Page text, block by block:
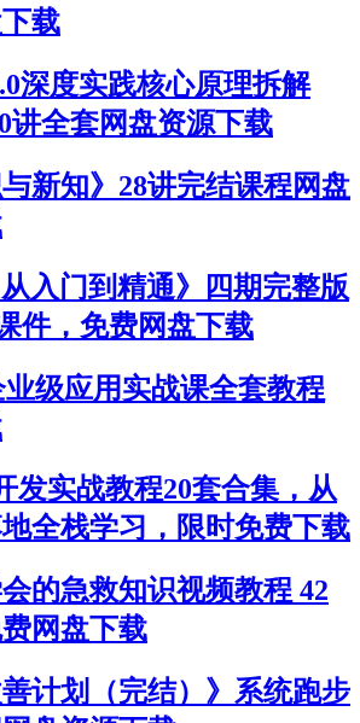
载
深度实践核心原理拆解
讲全套网盘资源下载
与新知》28讲完结课程网盘
从入门到精通》四期完整版
件，免费网盘下载
级应用实战课全套教程
发实战教程20套合集，从
全栈学习，限时免费下载
的急救知识视频教程 42
网盘下载
善计划（完结）》系统跑步